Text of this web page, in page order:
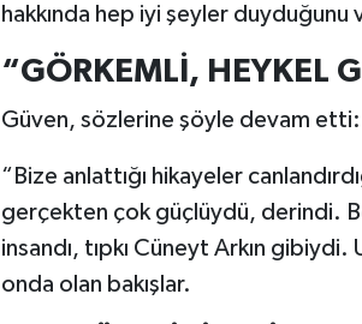
hakkında hep iyi şeyler
“GÖRKEMLİ, HEYKEL
Güven, sözlerine şöyle devam etti:
“Bize anlattığı hikayeler
gerçekten çok güçlüydü, derindi.
insandı, tıpkı Cüneyt Arkın gibiydi.
onda olan bakışlar.